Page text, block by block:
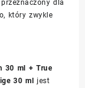
dla
który zwykle
30 ml + True
30 ml
jest